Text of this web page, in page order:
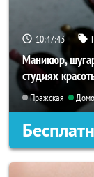
10:47:40
Маникюр,
студиях
Пражская